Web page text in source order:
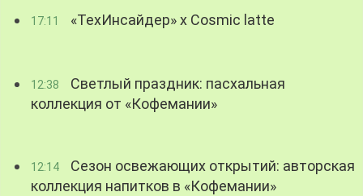
17:11 «ТехИнсайдер» х Cosmic latte
12:38
Светлый праздник: пасхальная
коллекция от «Кофемании»
12:14
Сезон освежающих открытий: авторская
коллекция напитков в «Кофемании»